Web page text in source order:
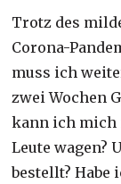
Trotz des
Corona-
muss ich
zwei Wochen
kann ich mich
Leute wagen?
bestellt? Habe